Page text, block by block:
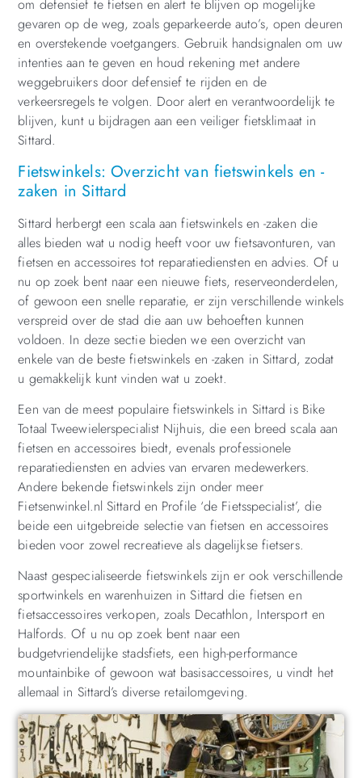
om defensief te fietsen en alert te blijven op mogelijke
gevaren op de weg, zoals geparkeerde auto’s, open deuren
en overstekende voetgangers. Gebruik handsignalen om uw
intenties aan te geven en houd rekening met andere
weggebruikers door defensief te rijden en de
verkeersregels te volgen. Door alert en verantwoordelijk te
blijven, kunt u bijdragen aan een veiliger fietsklimaat in
Sittard.
Fietswinkels: Overzicht van fietswinkels en -
zaken in Sittard
Sittard herbergt een scala aan fietswinkels en -zaken die
alles bieden wat u nodig heeft voor uw fietsavonturen, van
fietsen en accessoires tot reparatiediensten en advies. Of u
nu op zoek bent naar een nieuwe fiets, reserveonderdelen,
of gewoon een snelle reparatie, er zijn verschillende winkels
verspreid over de stad die aan uw behoeften kunnen
voldoen. In deze sectie bieden we een overzicht van
enkele van de beste fietswinkels en -zaken in Sittard, zodat
u gemakkelijk kunt vinden wat u zoekt.
Een van de meest populaire fietswinkels in Sittard is Bike
Totaal Tweewielerspecialist Nijhuis, die een breed scala aan
fietsen en accessoires biedt, evenals professionele
reparatiediensten en advies van ervaren medewerkers.
Andere bekende fietswinkels zijn onder meer
Fietsenwinkel.nl Sittard en Profile ‘de Fietsspecialist’, die
beide een uitgebreide selectie van fietsen en accessoires
bieden voor zowel recreatieve als dagelijkse fietsers.
Naast gespecialiseerde fietswinkels zijn er ook verschillende
sportwinkels en warenhuizen in Sittard die fietsen en
fietsaccessoires verkopen, zoals Decathlon, Intersport en
Halfords. Of u nu op zoek bent naar een
budgetvriendelijke stadsfiets, een high-performance
mountainbike of gewoon wat basisaccessoires, u vindt het
allemaal in Sittard’s diverse retailomgeving.